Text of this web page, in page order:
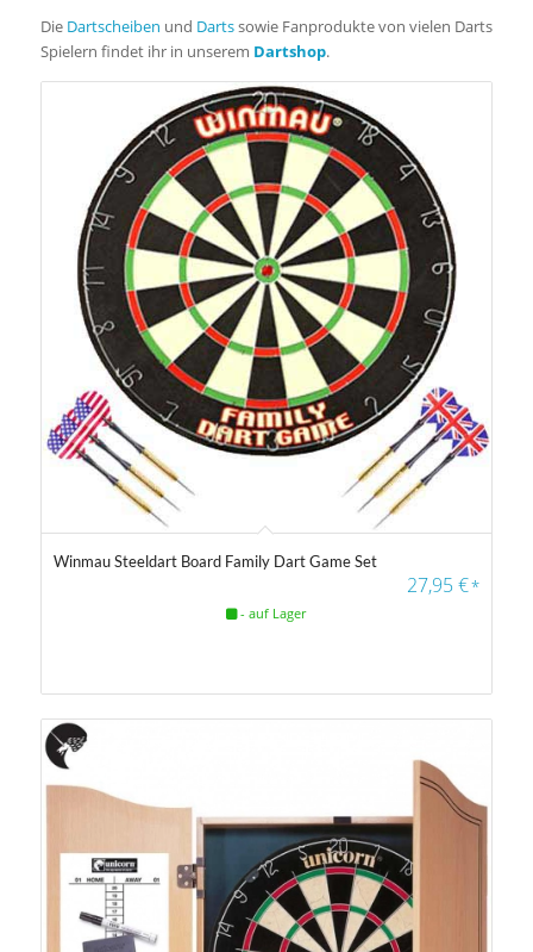
Die Dartscheiben und Dartssowie Fanprodukte von vielen Darts
Spielern findet ihr in unserem Dartshop.
4.33
Winmau Steeldart Board Family Dart Game Set
27,95€*
- auf Lager